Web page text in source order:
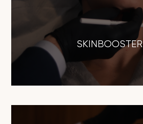
SKINBOOSTER